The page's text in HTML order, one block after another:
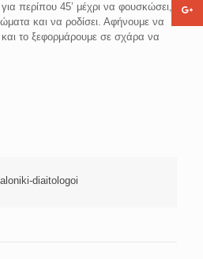
περίπου 45’ μέχρι να φουσκώσει,
και να ροδίσει. Αφήνουμε να
και το ξεφορμάρουμε σε σχάρα να
diaitologoi